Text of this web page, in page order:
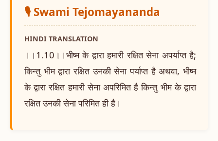
🎙️ Swami Tejomayananda
HINDI TRANSLATION
।।1.10।।भीष्म के द्वारा हमारी रक्षित सेना अपर्याप्त है;
किन्तु भीम द्वारा रक्षित उनकी सेना पर्याप्त है अथवा, भीष्म
के द्वारा रक्षित हमारी सेना अपरिमित है किन्तु भीम के द्वारा
रक्षित उनकी सेना परिमित ही है।